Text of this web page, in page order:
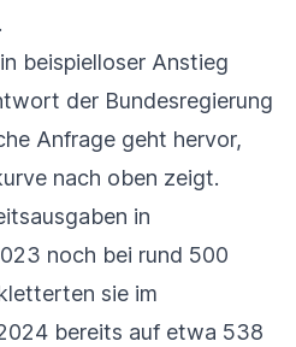
beispielloser Anstieg
der Bundesregierung
Anfrage geht hervor,
nach oben zeigt.
in
noch bei rund 500
sie im
bereits auf etwa 538